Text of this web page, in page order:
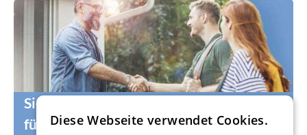
Sie suchen noch die passenden Urlauber
für Ihr Ferienhaus oder Ihre
Diese Webseite verwendet Cookies.